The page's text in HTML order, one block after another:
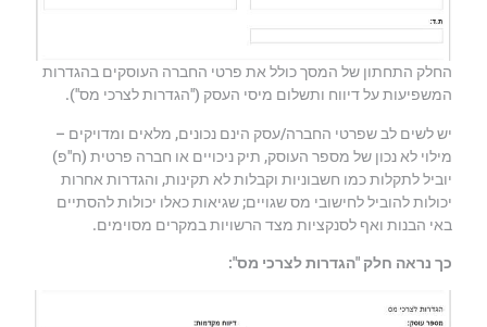
החלק התחתון של המסך כולל את פרטי החברה העוסקים בהגדרות
המשפיעות על דיווח ותשלום מיסי העסק ("הגדרות לצרכי מס").
יש לשים לב שפרטי החברה/עסק הינם נכונים, מלאים ומדויקים –
מילוי לא נכון של מספר העוסק, תיק ניכויים או חברה פרטית (ח"פ)
יוביל לתקלות כמו חשבוניות וקבלות לא תקינות, והגדרות אחרות
יכולות להוביל לחישובי מס שגויים; שגיאות כאלו יכולות להסתיים
באי הבנות ואף לסנקציות מצד הרשויות במקרים מסוימים.
כך נראה חלק "הגדרות לצרכי מס":